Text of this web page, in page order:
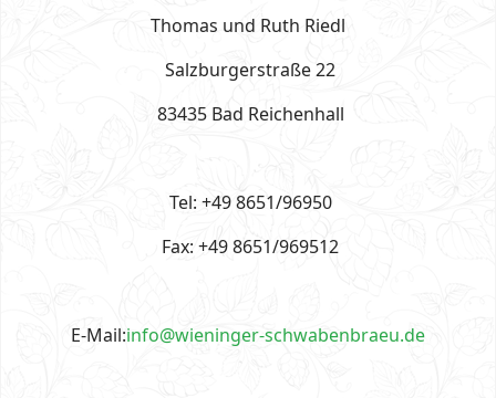
Thomas und Ruth Riedl
Salzburgerstraße 22
83435 Bad Reichenhall
Tel: +49 8651/96950
Fax: +49 8651/969512
E-Mail:info@wieninger-schwabenbraeu.de